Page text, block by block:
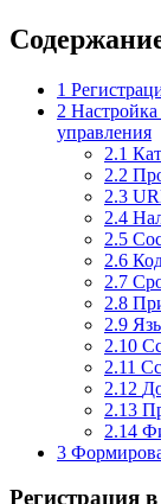
1
2
управления
2.1
2.2
2.3
2.4
2.5
2.6
2.7
2.8
2.9
2.10
2.11
2.12
2.13
2.14
3
Регистрация в